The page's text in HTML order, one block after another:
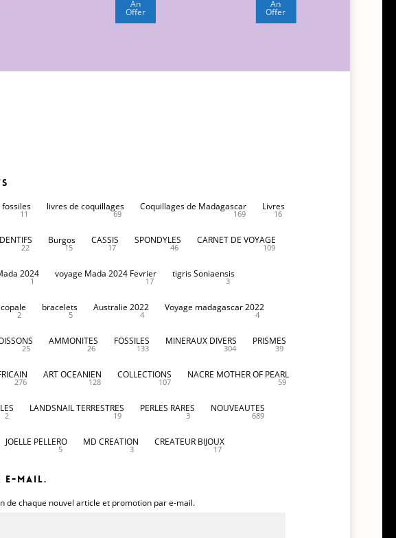
An
Offer
An
Offer
fossiles
11
livres de coquillages
69
Coquillages de Madagascar
169
Livres
16
22
Burgos
15
CASSIS
17
SPONDYLES
46
CARNET DE VOYAGE
109
2024
1
voyage Mada 2024 Fevrier
17
tigris Soniaensis
3
2
bracelets
5
Australie 2022
4
Voyage madagascar 2022
4
25
AMMONITES
26
FOSSILES
133
MINERAUX DIVERS
304
PRISMES
39
276
ART OCEANIEN
128
COLLECTIONS
107
NACRE MOTHER OF PEARL
59
2
LANDSNAIL TERRESTRES
19
PERLES RARES
3
NOUVEAUTES
689
JOELLE PELLERO
5
MD CREATION
3
CREATEUR BIJOUX
17
e-mail.
de chaque nouvel article et promotion par e-mail.